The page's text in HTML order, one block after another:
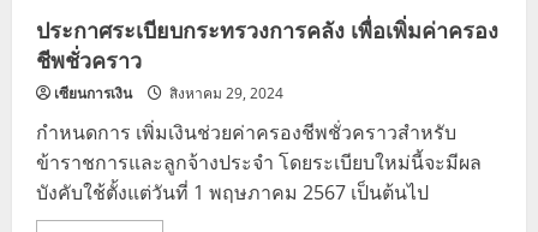
ประกาศระเบียบกระทรวงการคลัง เพื่อเพิ่มค่าครอง
ชีพชั่วคราว
เซียนการเงิน สิงหาคม 29, 2024
กำหนดการ เพิ่มเงินช่วยค่าครองชีพชั่วคราวสำหรับ
ข้าราชการและลูกจ้างประจำ โดยระเบียบใหม่นี้จะมีผล
บังคับใช้ตั้งแต่วันที่ 1 พฤษภาคม 2567 เป็นต้นไป